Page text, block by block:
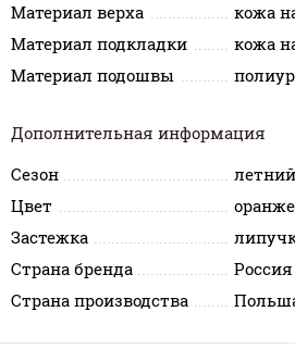
Материал верха
кожа
Материал подкладки
кожа
Материал подошвы
Дополнительная информация
Сезон
летний
Цвет
Застежка
Страна бренда
Россия
Страна производства